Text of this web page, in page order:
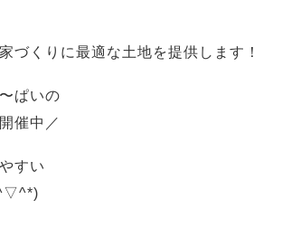
づくりに最適な土地を提供します！
ぱいの
催中／
すい